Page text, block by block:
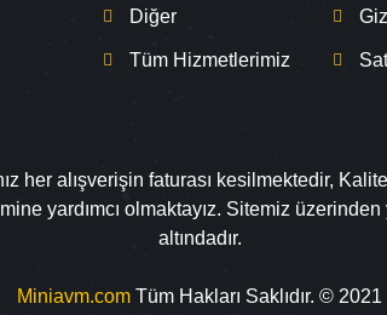
Diğer
Tüm Hizmetlerimiz
her alışverişin faturası kesilmektedir,
yardımcı olmaktayız. Sitemiz
altındadır.
Miniavm.com Tüm Hakları Saklıdır. © 2021